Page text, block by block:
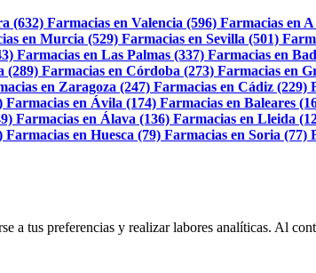
(632) Farmacias en Valencia (596) Farmacias en
en Murcia (529) Farmacias en Sevilla (501)
Farmacias en Las Palmas (337) Farmacias en
(289) Farmacias en Córdoba (273) Farmacias en
en Zaragoza (247) Farmacias en Cádiz (229)
Farmacias en Ávila (174) Farmacias en Baleares
Farmacias en Álava (136) Farmacias en Lleida
Farmacias en Huesca (79) Farmacias en Soria (77)
a tus preferencias y realizar labores analíticas. Al